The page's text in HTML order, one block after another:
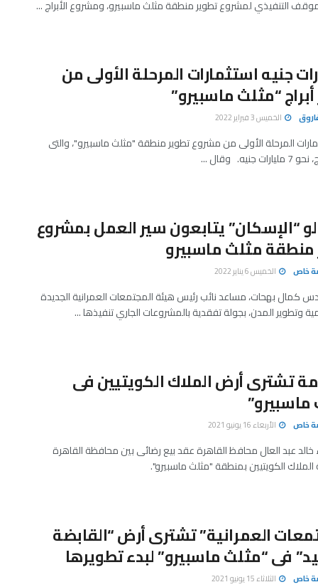
التنفيذي لمشروع تطوير منطقة مثلث ماسبيرو، ومشروع الأبراج ...
جنيه استثمارات المرحلة الأولى من
“مثلث ماسبيرو”
الخميس 3 فبراير 2022
المرحلة الأولى من مشروع تطوير منطقة "مثلث ماسبيرو"، والتى
“الإسكان” يتابعون سير العمل بمشروع
منطقة مثلث ماسبيرو
خاص الخميس 6 يناير 2022
كمال بهحات، مساعد نائب رئيس هيئة المجتمعات العمرانية الجديدة
وتطوير المدن، بجولة تفقدية بالمشروعات الجاري تنفيذها ...
تشترى أرض الملاك الكويتيين فى
خاص الأربعاء 16 يونيو 2021
خالد عبد العال محافظ القاهرة عقد بيع رضائى بين محافظة القاهرة
الكويتيين بمنطقة "مثلث ماسبيرو".
العمرانية” تشترى أرض “القابضة
فى “مثلث ماسبيرو” لبدء تطويرها
خاص الثلاثاء 15 يونيو 2021